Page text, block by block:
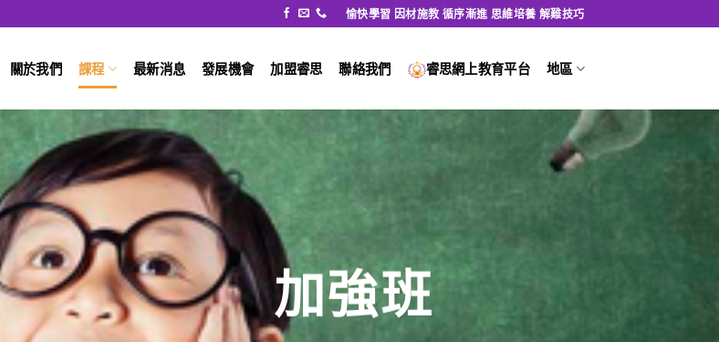
愉快學習 因材施教 循序漸進 思維培養 解難技巧
關於我們 課程 最新消息 發展機會 加盟睿思 聯絡我們 睿思網上教育平台 地區
53
/ 100
加強班